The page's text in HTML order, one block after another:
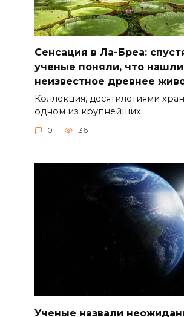
Сенсация в Ла-Бреа:
ученые поняли, что нашли
неизвестное древнее
Коллекция, десятилетиями
одном из крупнейших
0 36
Ученые назвали